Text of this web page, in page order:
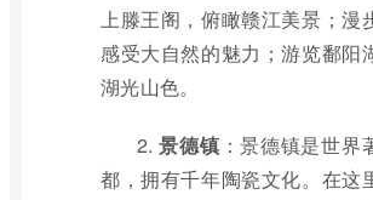
上滕王阁，俯瞰赣江美景；漫
感受大自然的魅力；游览鄱阳
湖光山色。
2.景德镇 ：景德镇是世界
都，拥有千年陶瓷文化。在这